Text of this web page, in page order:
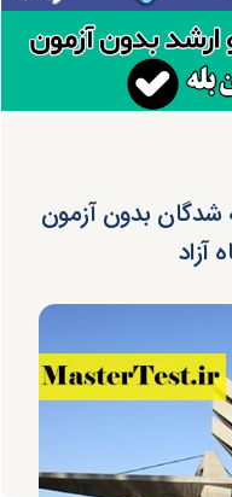
شدگان بدون آزمون